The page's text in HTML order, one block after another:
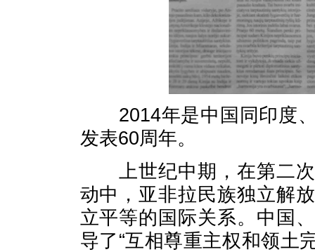
2014年是中国同印度、
发表60周年。
上世纪中期，在第二次
动中，亚非拉民族独立解
立平等的国际关系。中国
导了“互相尊重主权和领土